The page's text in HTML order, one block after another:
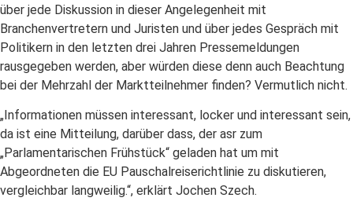
über jede Diskussion in dieser Angelegenheit mit
Branchenvertretern und Juristen und über jedes Gespräch mit
Politikern in den letzten drei Jahren Pressemeldungen
rausgegeben werden, aber würden diese denn auch Beachtung
bei der Mehrzahl der Marktteilnehmer finden? Vermutlich nicht.
„Informationen müssen interessant, locker und interessant sein,
da ist eine Mitteilung, darüber dass, der asr zum
„Parlamentarischen Frühstück“ geladen hat um mit
Abgeordneten die EU Pauschalreiserichtlinie zu diskutieren,
vergleichbar langweilig.“, erklärt Jochen Szech.